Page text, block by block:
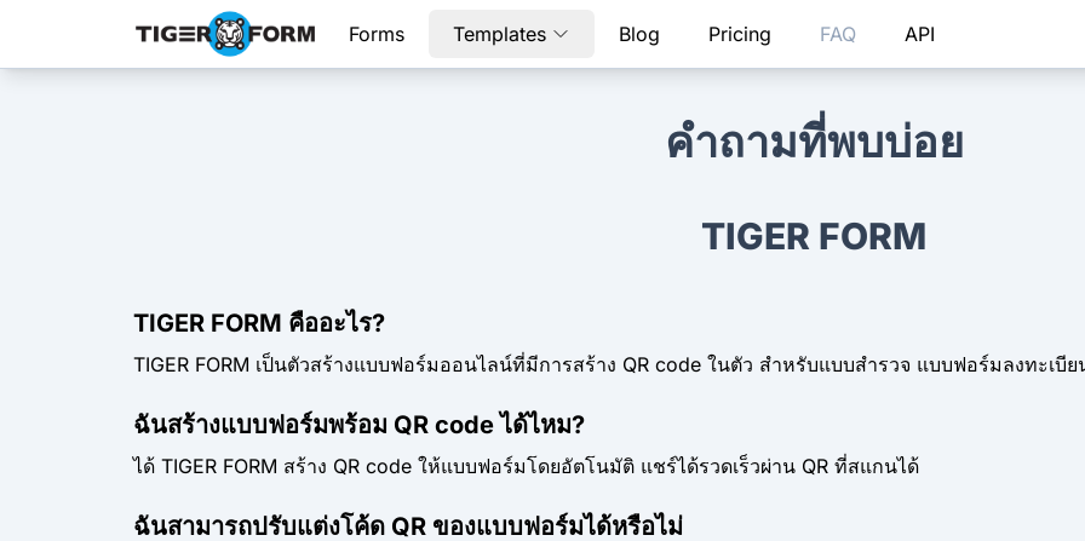
Forms Templates Blog Pricing FAQ API
คำถามที่พบบ่อย
TIGER FORM
TIGER FORM คืออะไร?
TIGER FORM เป็นตัวสร้างแบบฟอร์มออนไลน์ที่มีการสร้าง QR code ในตัว สำหรับแบบสำรวจ แบบฟอร์มลงทะเ
ฉันสร้างแบบฟอร์มพร้อม QR code ได้ไหม?
ได้ TIGER FORM สร้าง QR code ให้แบบฟอร์มโดยอัตโนมัติ แชร์ได้รวดเร็วผ่าน QR ที่สแกนได้
ฉันสามารถปรับแต่งโค้ด QR ของแบบฟอร์มได้หรือไม่